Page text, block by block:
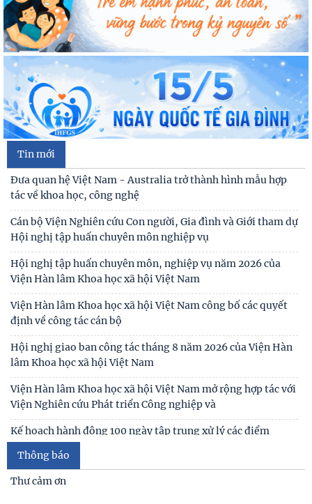
Tin mới
Đưa quan hệ Việt Nam - Australia trở thành hình mẫu hợp
tác về khoa học, công nghệ
Cán bộ Viện Nghiên cứu Con người, Gia đình và Giới tham dự
Hội nghị tập huấn chuyên môn nghiệp vụ
Hội nghị tập huấn chuyên môn, nghiệp vụ năm 2026 của
Viện Hàn lâm Khoa học xã hội Việt Nam
Viện Hàn lâm Khoa học xã hội Việt Nam công bố các quyết
định về công tác cán bộ
Hội nghị giao ban công tác tháng 8 năm 2026 của Viện Hàn
lâm Khoa học xã hội Việt Nam
Viện Hàn lâm Khoa học xã hội Việt Nam mở rộng hợp tác với
Viện Nghiên cứu Phát triển Công nghiệp và
Kế hoạch hành động 100 ngày tập trung xử lý các điểm
Đoàn công tác Học viện Chính trị quốc gia Hồ Chí Minh và
Viện Hàn lâm Khoa học xã hội Việt Nam chào
Thông báo
Thư cảm ơn